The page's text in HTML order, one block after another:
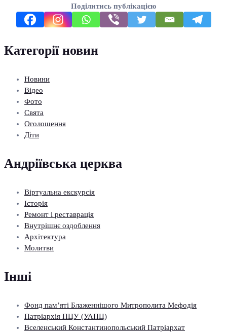
Поділитись публікацією
Категорії новин
Новини
Відео
Фото
Свята
Оголошення
Діти
Андріївська церква
Віртуальна екскурсія
Історія
Ремонт і реставрація
Внутрішнє оздоблення
Архітектура
Молитви
Інші
Фонд пам’яті Блаженнішого Митрополита Мефодія
Патріархія ПЦУ (УАПЦ)
Вселенський Константинопольський Патріархат